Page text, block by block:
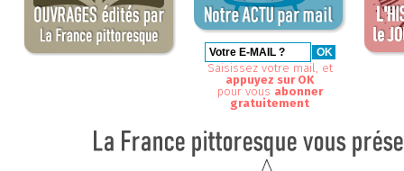
Saisissez votre mail, et
appuyez sur OK
pour vous abonner
gratuitement